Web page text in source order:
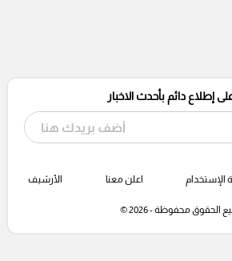
إطلاع دائم بأحدث الاخبار
الإستخدام اعلن معنا الأرشيف
الحقوق محفوظة - 2026 ©